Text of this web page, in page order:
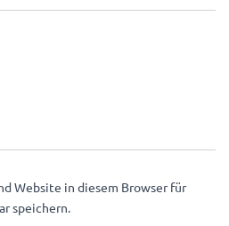
Website in diesem Browser für
speichern.